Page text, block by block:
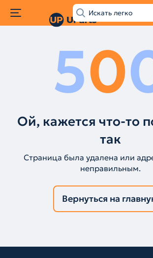
50
Ой, кажется что-то
так
Страница была удалена или
неправильным.
Вернуться на